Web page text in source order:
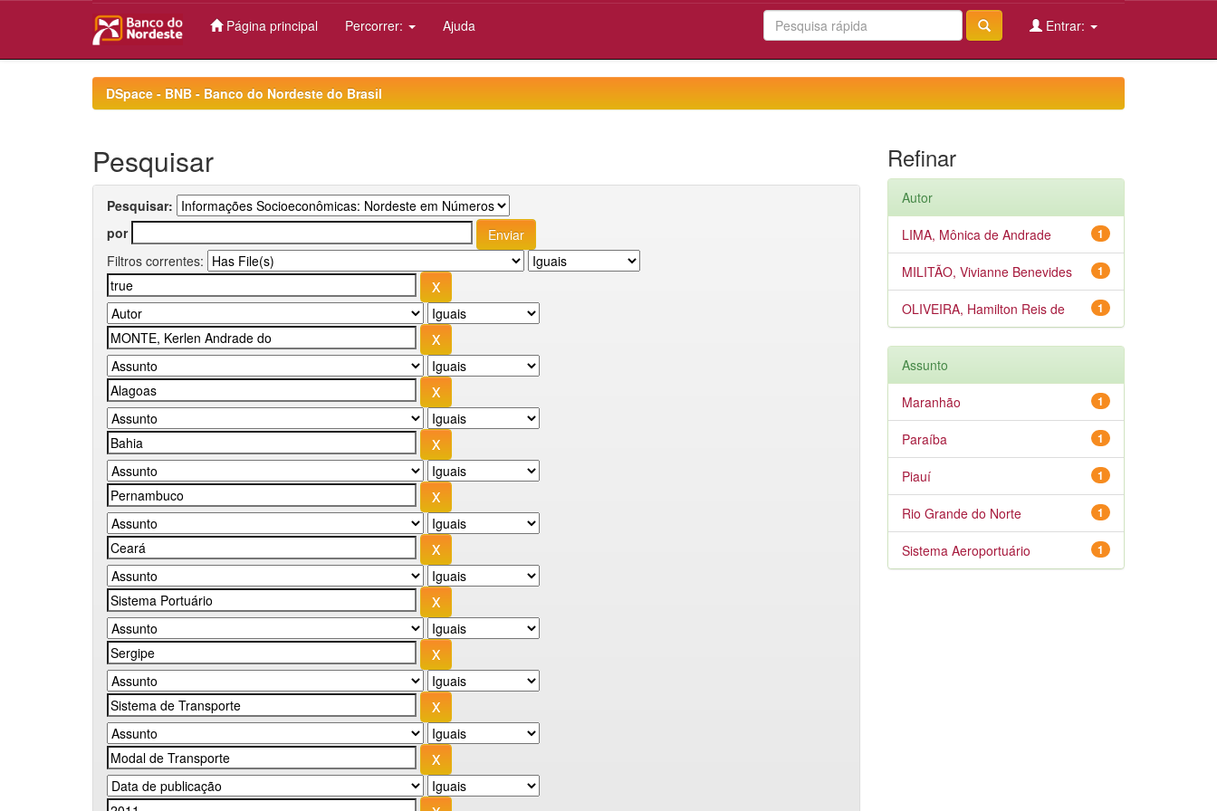
Página principal Percorrer: Ajuda Entrar:
DSpace - BNB - Banco do Nordeste do Brasil
Pesquisar
Pesquisar:
por
Filtros correntes:
Refinar
Autor
1
LIMA, Mônica de Andrade
1
MILITÃO, Vivianne Benevides
1
OLIVEIRA, Hamilton Reis de
Assunto
1
Maranhão
1
Paraíba
1
Piauí
1
Rio Grande do Norte
1
Sistema Aeroportuário